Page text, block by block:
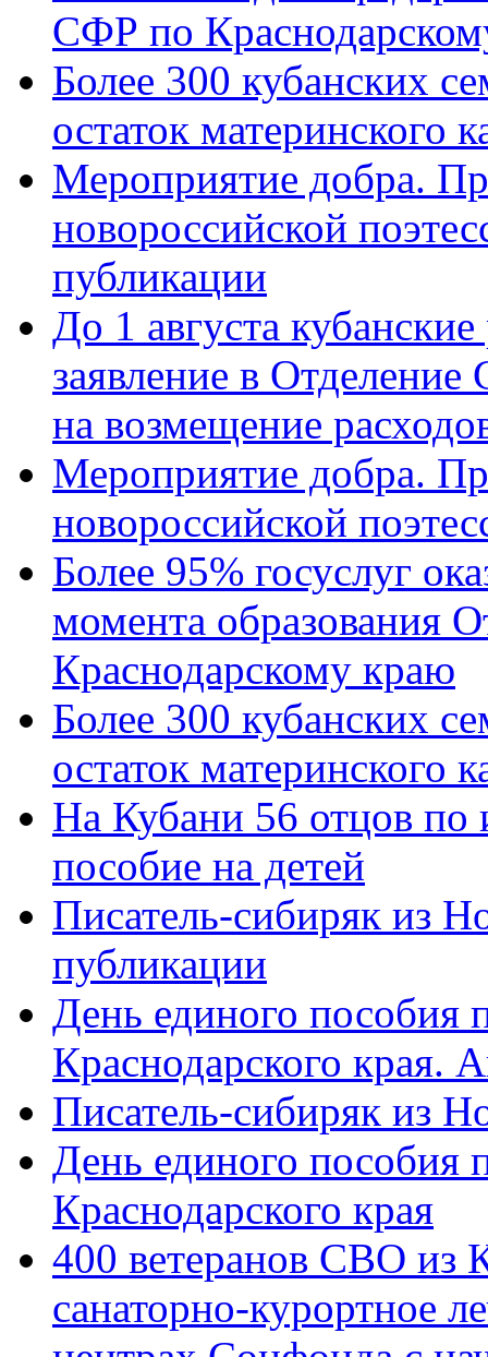
СФР по
Более 300 кубанских
остаток материнского
Мероприятие добра.
новороссийской
публикации
До 1 августа
заявление в
на возмещение
Мероприятие добра.
новороссийской
Более 95% госуслуг
момента образования
Краснодарскому краю
Более 300 кубанских
остаток материнского
На Кубани 56 отцов по
пособие на детей
Писатель-сибиряк из
публикации
День единого пособия
Краснодарского края.
Писатель-сибиряк из
День единого пособия
Краснодарского края
400 ветеранов СВО из
санаторно-курортное